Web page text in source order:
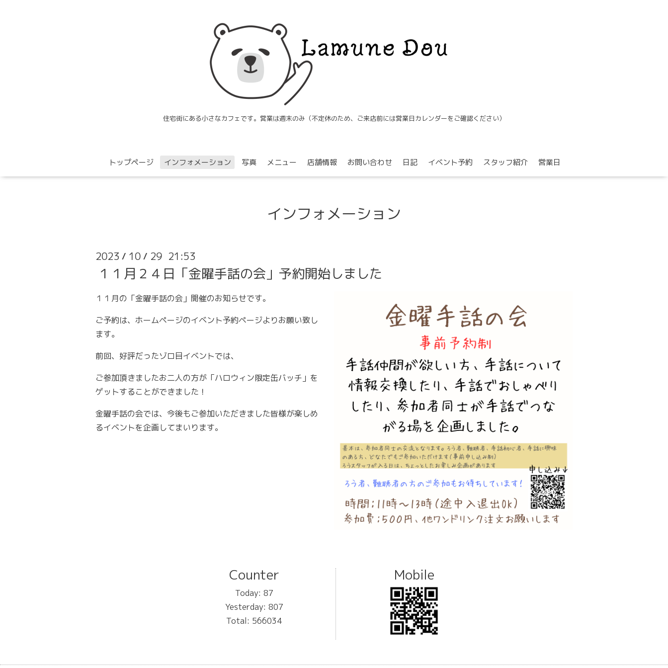
住宅街にある小さなカフェです。営業は週末のみ（不定休のため、ご来店前には営業日カレンダーをご確認ください）
トップページ インフォメーション 写真 メニュー 店舗情報 お問い合わせ 日記 イベント予約 スタッフ紹介 営業日
インフォメーション
2023 / 10 / 29 21:53
１１月２４日「金曜手話の会」予約開始しました
１１月の「金曜手話の会」開催のお知らせです。
ご予約は、ホームページのイベント予約ページよりお願い致し
ます。
前回、好評だったゾロ目イベントでは、
ご参加頂きましたお二人の方が「ハロウィン限定缶バッチ」を
ゲットすることができました！
金曜手話の会では、今後もご参加いただきました皆様が楽しめ
るイベントを企画してまいります。
Counter
Today: 87
Yesterday: 807
Total: 566034
Mobile